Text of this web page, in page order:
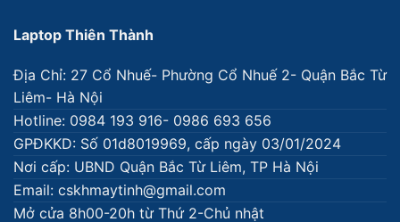
Laptop Thiên Thành
Địa Chỉ: 27 Cổ Nhuế- Phường Cổ Nhuế 2- Quận Bắc Từ
Liêm- Hà Nội
Hotline: 0984 193 916- 0986 693 656
GPĐKKD: Số 01d8019969, cấp ngày 03/01/2024
Nơi cấp: UBND Quận Bắc Từ Liêm, TP Hà Nội
Email: cskhmaytinh@gmail.com
Mở cửa 8h00-20h từ Thứ 2-Chủ nhật